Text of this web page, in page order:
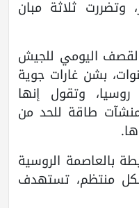
وتضررت ثلاثة مبان
اليومي للجيش
بشن غارات جوية
وتقول إنها
طاقة للحد من
بالعاصمة الروسية
منتظم، تستهدف